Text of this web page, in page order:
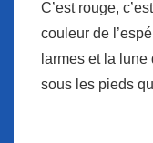
C’est rouge,
couleur de
larmes et la
sous les pieds